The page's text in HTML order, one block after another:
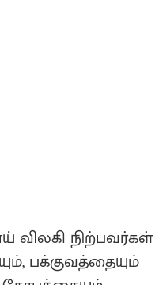
விலகி நிற்பவர்கள்
பக்குவத்தையும்